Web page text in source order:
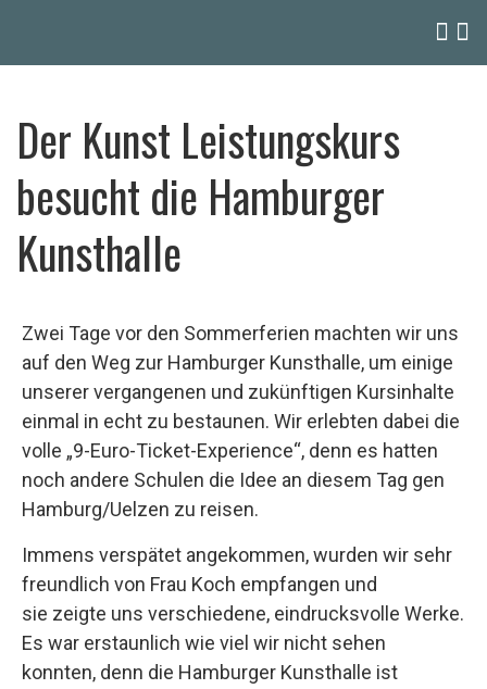
Der Kunst Leistungskurs
besucht die Hamburger
Kunsthalle
Zwei Tage vor den Sommerferien machten wir uns
auf den Weg zur Hamburger Kunsthalle, um einige
unserer vergangenen und zukünftigen Kursinhalte
einmal in echt zu bestaunen. Wir erlebten dabei die
volle „9-Euro-Ticket-Experience“, denn es hatten
noch andere Schulen die Idee an diesem Tag gen
Hamburg/Uelzen zu reisen.
Immens verspätet angekommen, wurden wir sehr
freundlich von Frau Koch empfangen und
sie zeigte uns verschiedene, eindrucksvolle Werke.
Es war erstaunlich wie viel wir nicht sehen
konnten, denn die Hamburger Kunsthalle ist